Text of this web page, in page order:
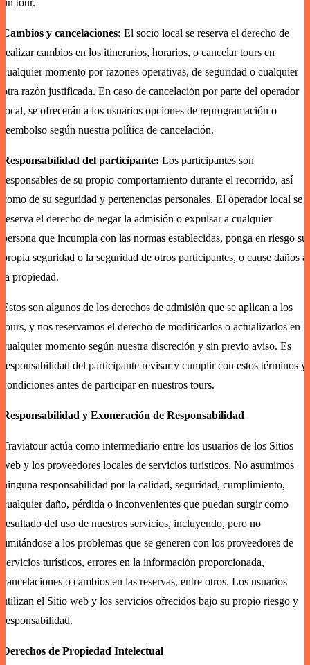
un tour.
Cambios y cancelaciones: El socio local se reserva el derecho de
realizar cambios en los itinerarios, horarios, o cancelar tours en
cualquier momento por razones operativas, de seguridad o cualquier
otra razón justificada. En caso de cancelación por parte del operador
local, se ofrecerán a los usuarios opciones de reprogramación o
reembolso según nuestra política de cancelación.
Responsabilidad del participante: Los participantes son
responsables de su propio comportamiento durante el recorrido, así
como de su seguridad y pertenencias personales. El operador local se
reserva el derecho de negar la admisión o expulsar a cualquier
persona que incumpla con las normas establecidas, ponga en riesgo su
propia seguridad o la seguridad de otros participantes, o cause daños a
la propiedad.
Estos son algunos de los derechos de admisión que se aplican a los
tours, y nos reservamos el derecho de modificarlos o actualizarlos en
cualquier momento según nuestra discreción y sin previo aviso. Es
responsabilidad del participante revisar y cumplir con estos términos y
condiciones antes de participar en nuestros tours.
Responsabilidad y Exoneración de Responsabilidad
Traviatour actúa como intermediario entre los usuarios de los Sitios
web y los proveedores locales de servicios turísticos. No asumimos
ninguna responsabilidad por la calidad, seguridad, cumplimiento,
cualquier daño, pérdida o inconvenientes que puedan surgir como
resultado del uso de nuestros servicios, incluyendo, pero no
limitándose a los problemas que se generen con los proveedores de
servicios turísticos, errores en la información proporcionada,
cancelaciones o cambios en las reservas, entre otros. Los usuarios
utilizan el Sitio web y los servicios ofrecidos bajo su propio riesgo y
responsabilidad.
Derechos de Propiedad Intelectual